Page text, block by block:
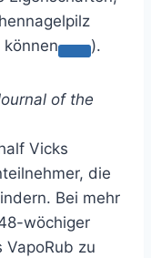
).
of the
Vicks
die
Bei mehr
wöchiger
zu